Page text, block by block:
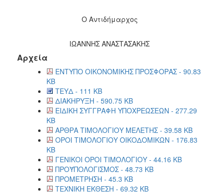
Ο Αντιδήμαρχος
ΙΩΑΝΝΗΣ ΑΝΑΣΤΑΣΑΚΗΣ
Αρχεία
ΕΝΤΥΠΟ ΟΙΚΟΝΟΜΙΚΗΣ ΠΡΟΣΦΟΡΑΣ - 90.83
KB
ΤΕΥΔ - 111 KB
ΔΙΑΚΗΡΥΞΗ - 590.75 KB
ΕΙΔΙΚΗ ΣΥΓΓΡΑΦΗ ΥΠΟΧΡΕΩΣΕΩΝ - 277.29
KB
ΑΡΘΡΑ ΤΙΜΟΛΟΓΙΟΥ ΜΕΛΕΤΗΣ - 39.58 KB
ΟΡΟΙ ΤΙΜΟΛΟΓΙΟΥ ΟΙΚΟΔΟΜΙΚΩΝ - 176.83
KB
ΓΕΝΙΚΟΙ ΟΡΟΙ ΤΙΜΟΛΟΓΙΟΥ - 44.16 KB
ΠΡΟΫΠΟΛΟΓΙΣΜΟΣ - 48.73 KB
ΠΡΟΜΕΤΡΗΣΗ - 45.3 KB
ΤΕΧΝΙΚΗ ΕΚΘΕΣΗ - 69.32 KB